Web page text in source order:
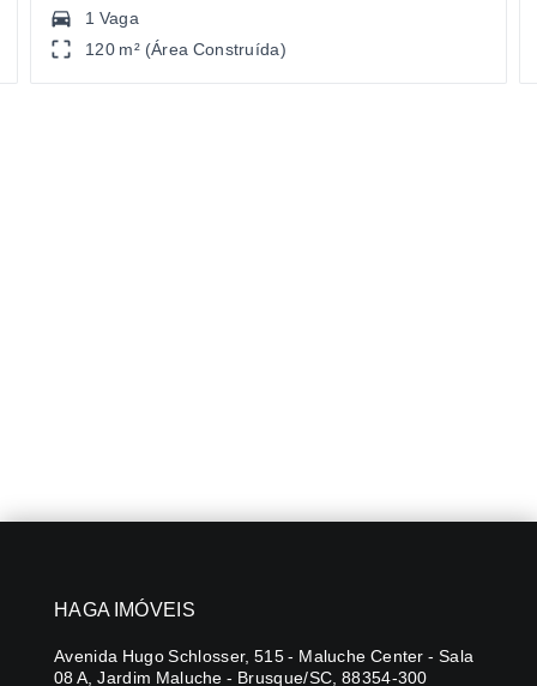
1 Vaga
120 m² (Área Construída)
HAGA IMÓVEIS
Avenida Hugo Schlosser, 515 - Maluche Center - Sala
08 A, Jardim Maluche - Brusque/SC, 88354-300